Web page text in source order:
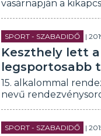
vasárnapján a
SPORT - SZABADIDŐ |
Keszthely lett
legsportosabb
15. alkalommal
nevű
SPORT - SZABADIDŐ |